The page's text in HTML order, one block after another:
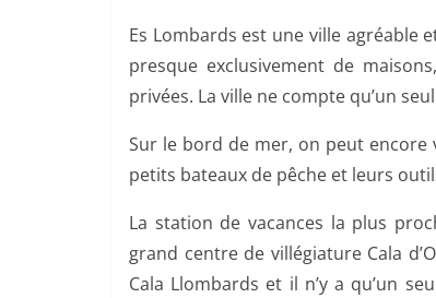
Es Lombards est une ville agréable
presque exclusivement de
privées. La ville ne compte qu’un
Sur le bord de mer, on peut
petits bateaux de pêche et leurs
La station de vacances la plus
grand centre de villégiature Cala
Cala Llombards et il n’y a qu’un